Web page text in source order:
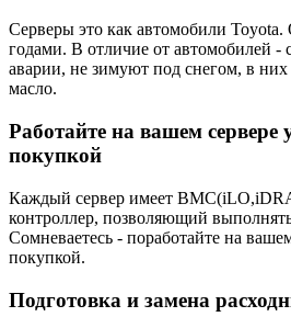
Серверы это как автомобили Toyota.
годами. В отличие от автомобилей -
аварии, не зимуют под снегом, в
масло.
Работайте на вашем сервере
покупкой
Каждый сервер имеет
контроллер, позволяющий
Сомневаетесь - поработайте на
покупкой.
Подготовка и замена